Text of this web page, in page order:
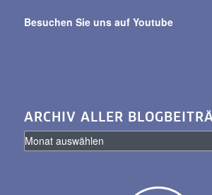
Besuchen Sie uns auf Youtube
ARCHIV ALLER